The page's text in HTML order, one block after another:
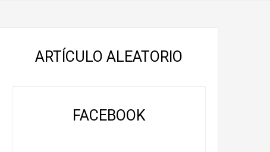
ARTÍCULO ALEATORIO
FACEBOOK